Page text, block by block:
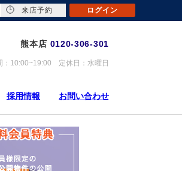
熊本店 0120-306-301
：10:00~19:00 定休日：水曜日
採用情報 お問い合わせ
来店予約 ログイン